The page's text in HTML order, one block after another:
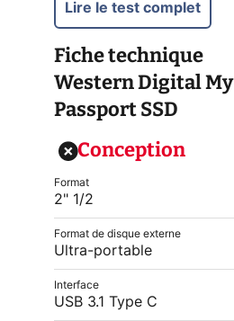
Lire le test complet
Fiche technique
Western Digital My
Passport SSD
Conception
Format
2" 1/2
Format de disque externe
Ultra-portable
Interface
USB 3.1 Type C